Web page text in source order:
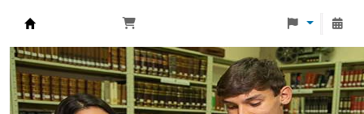
Biblioteca Universidad Monteávila